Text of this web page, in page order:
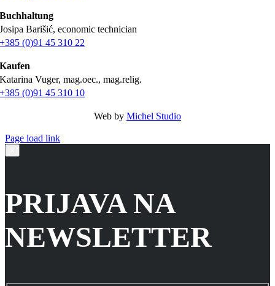
Buchhaltung
Josipa Barišić, economic technician
+385 (0)91 45 310 22
Kaufen
Katarina Vuger, mag.oec., mag.relig.
+385 (0)91 45 310 10
Web by Michel Studio
Page load link
Go
to
PRIJAVA NA
NEWSLETTER